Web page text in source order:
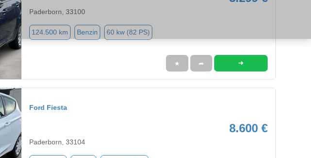
Paderborn, 33100
124.500 km Benzin 60 kw (82 PS)
★ ➦ ➜
Ford Fiesta
8.600 €
Paderborn, 33104